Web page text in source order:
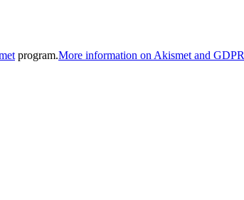
program.More information on Akismet and GDPR